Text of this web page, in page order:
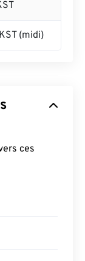
(midi)
ces